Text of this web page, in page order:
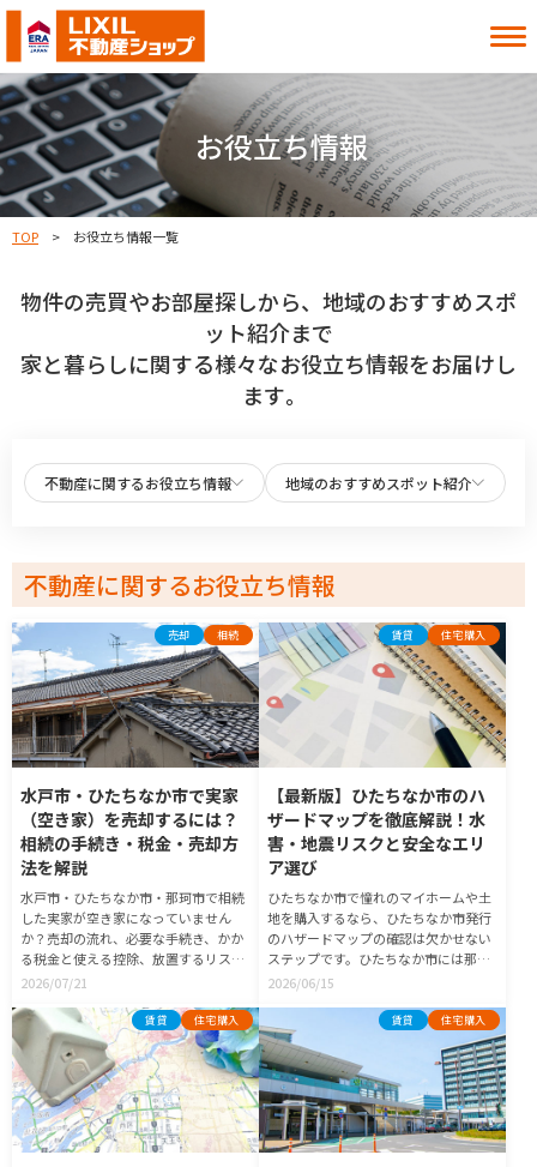
借りたい
買いたい
お知らせ
お役立ち情報
よくある質問
事業内容
店舗案内
入居者様へ
お近くの店舗を探す
お問い合わせ
お気に入り物件
お役立ち情報
TOP お役立ち情報一覧
物件の売買やお部屋探しから、地域のおすすめスポ
ット紹介まで
家と暮らしに関する様々なお役立ち情報をお届けし
ます｡
不動産に関するお役立ち情報 地域のおすすめスポット紹介
不動産に関するお役立ち情報
売却 相続
水戸市・ひたちなか市で実家
（空き家）を売却するには？
相続の手続き・税金・売却方
法を解説
水戸市・ひたちなか市・那珂市で相続
した実家が空き家になっていません
か？売却の流れ、必要な手続き、かか
る税金と使える控除、放置するリスク
まで、地域密着のLIXIL不動産ショップ
2026/07/21
賃貸 住宅購入
【最新版】ひたちなか市のハ
ザードマップを徹底解説！水
害・地震リスクと安全なエリ
ア選び
ひたちなか市で憧れのマイホームや土
地を購入するなら、ひたちなか市発行
のハザードマップの確認は欠かせない
ステップです。ひたちなか市には那珂
川などの大きな川があり、自然災害の
が、ご家族の安心に直接つながるから
です。実は2020年の法改正により、不
動産の契約時には「水防法」に基づく
ハザードマップの説明が義務付けられ
ました。不動産会社だけでなく、家を
買うご自身でもひたちなか市の災害リ
スクをしっかり理解しておくことが大
2026/06/15
賃貸 住宅購入 賃貸 住宅購入